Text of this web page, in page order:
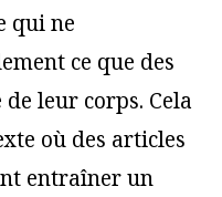
qui ne
ce que des
leur corps. Cela
où des articles
entraîner un